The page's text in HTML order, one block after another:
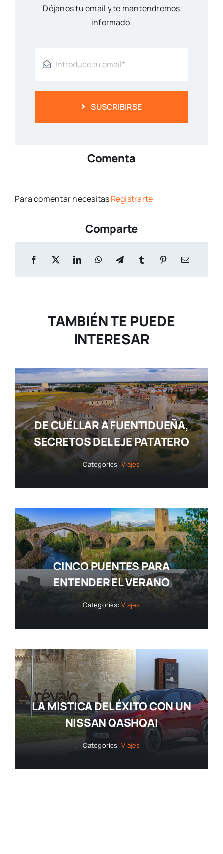
Déjanos tu email y te mantendremos
informado.
SUSCRIBIRSE
Comenta
Para comentar necesitas Registrarte
Comparte
TAMBIÉN TE PUEDE
INTERESAR
DE CUÉLLAR A FUENTIDUEÑA,
SECRETOS DEL EJE PATATERO
Categories:Viajes
CINCO PUENTES PARA
ENTENDER EL VERANO
Categories:Viajes
LA MISTICA DEL ÉXITO CON UN
NISSAN QASHQAI
Categories:Viajes